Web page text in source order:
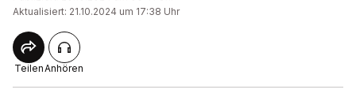
Aktualisiert: 21.10.2024 um 17:38 Uhr
TeilenAnhören